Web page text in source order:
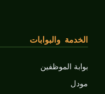
الخدمة والبوابات
بوابة الموظفين
مودل